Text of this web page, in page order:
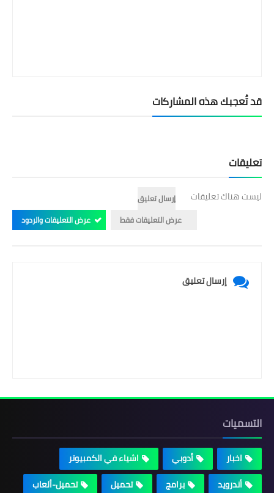
قد تُعجبك هذه المشاركات
تعليقات
ليست هناك تعليقات
إرسال تعليق
عرض التعليقات فقط
عرض التعليقات والردود
إرسال تعليق
التسميات
اخبار أدوبي
اشياء في الكمبيوتر
أندرويد
برامج تحميل
تحميل-ألعاب